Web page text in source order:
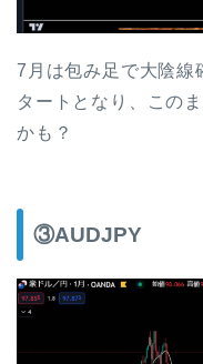
7月は包み足で大陰線
タートとなり、この
かも？
③AUDJPY